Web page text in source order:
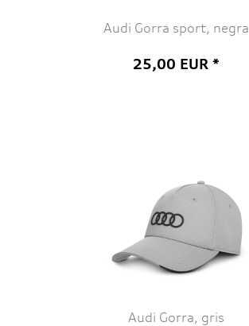
Audi Gorra sport, negra
25,00 EUR *
Audi Gorra, gris